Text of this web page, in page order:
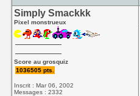
Simply Smackkk
Pixel monstrueux
Score au grosquiz
1036505 pts.
Inscrit : Mar 06, 2002
Messages : 2332